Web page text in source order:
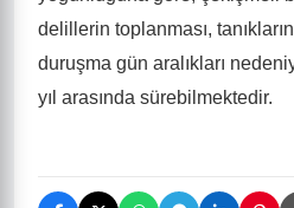
delillerin toplanması,
duruşma gün aralıkları
yıl arasında sürebilmektedir.